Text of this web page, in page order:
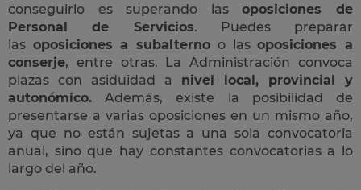
conseguirlo es superando lasoposiciones de
Personal de Servicios. Puedes preparar
las oposiciones a subalterno o lasoposiciones a
conserje, entre otras. La Administración convoca
plazas con asiduidad a nivel local, provincial y
autonómico. Además, existe la posibilidad de
presentarse a varias oposiciones en un mismo año,
ya que no están sujetas a una sola convocatoria
anual, sino que hay constantes convocatorias a lo
largo del año.